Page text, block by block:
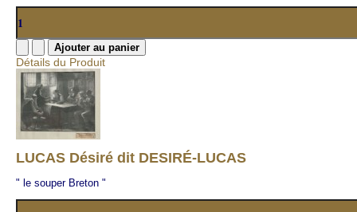
Détails du Produit
LUCAS Désiré dit DESIRÉ-LUCAS
" le souper Breton "